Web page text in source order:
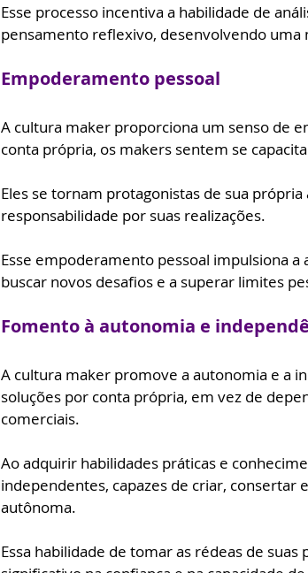
Esse processo incentiva a habilidade de
pensamento reflexivo, desenvolvendo uma
Empoderamento pessoal
A cultura maker proporciona um senso de
conta própria, os makers sentem se
Eles se tornam protagonistas de sua
responsabilidade por suas realizações.
Esse empoderamento pessoal impulsiona
buscar novos desafios e a superar limites
Fomento à autonomia e
A cultura maker promove a autonomia e a
soluções por conta própria, em vez de
comerciais.
Ao adquirir habilidades práticas e
independentes, capazes de criar,
autônoma.
Essa habilidade de tomar as rédeas de